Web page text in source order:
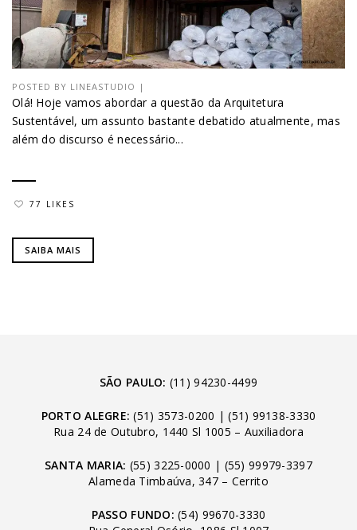
POSTED BY LINEASTUDIO |
Olá! Hoje vamos abordar a questão da Arquitetura
Sustentável, um assunto bastante debatido atualmente, mas
além do discurso é necessário...
77 LIKES
SAIBA MAIS
SÃO PAULO: (11) 94230-4499
PORTO ALEGRE: (51) 3573-0200 |(51) 99138-3330
Rua 24 de Outubro, 1440 Sl 1005 – Auxiliadora
SANTA MARIA: (55) 3225-0000 | (55) 99979-3397
Alameda Timbaúva, 347 – Cerrito
PASSO FUNDO: (54) 99670-3330